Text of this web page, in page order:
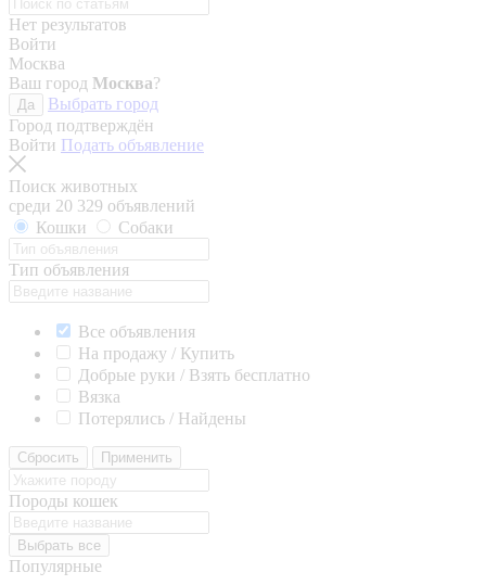
Нет результатов
Войти
Москва
Ваш город Москва?
Да
Выбрать город
Город подтверждён
Войти Подать объявление
Поиск животных
среди 20 329 объявлений
Кошки
Собаки
Тип объявления
Все объявления
На продажу / Купить
Добрые руки / Взять бесплатно
Вязка
Потерялись / Найдены
Сбросить Применить
Породы кошек
Выбрать все
Популярные